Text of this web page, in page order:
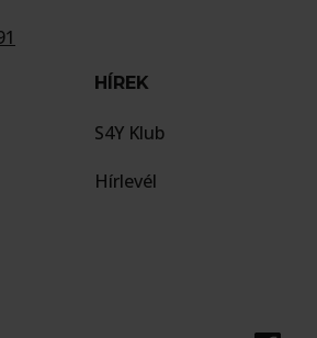
HÍREK
S4Y Klub
Hírlevél